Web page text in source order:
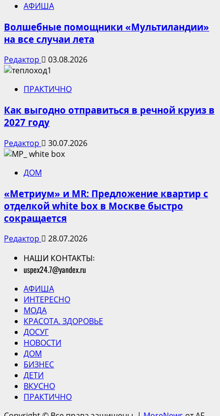
АФИША
Волшебные помощники «Мультиландии»
на все случаи лета
Редактор 03.08.2026
ПРАКТИЧНО
Как выгодно отправиться в речной круиз в
2027 году
Редактор 30.07.2026
ДОМ
«Метриум» и MR: Предложение квартир с
отделкой white box в Москве быстро
сокращается
Редактор 28.07.2026
НАШИ КОНТАКТЫ:
uspex24.7@yandex.ru
АФИША
ИНТЕРЕСНО
МОДА
КРАСОТА. ЗДОРОВЬЕ
ДОСУГ
НОВОСТИ
ДОМ
БИЗНЕС
ДЕТИ
ВКУСНО
ПРАКТИЧНО